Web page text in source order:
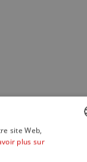
site Web,
plus sur